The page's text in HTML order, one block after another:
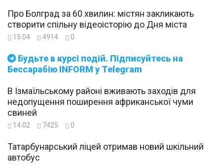
Будьте в курсі подій. Підписуйтесь на
Бессарабію INFORM у Telegram
Про Болград за 60 хвилин: містян закликають
створити спільну відеоісторію до Дня міста
15:04 4914 0
В Ізмаїльському районі вживають заходів для
недопущення поширення африканської чуми
свиней
14:02 7425 0
Татарбунарський ліцей отримав новий шкільний
автобус